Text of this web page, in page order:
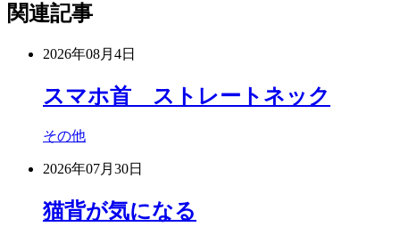
関連記事
2026年08月4日
スマホ首 ストレートネック
その他
2026年07月30日
猫背が気になる